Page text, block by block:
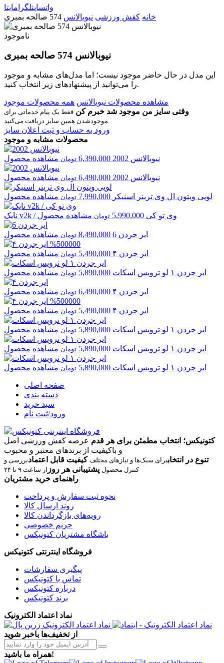
واتساپتلگرامایتا
خانه کفش ورزشی نیوبالانس 574 صالحه بمبری
ناموجود
نیوبالانس 574 صالحه بمبری
این مدل در حال حاضر موجود نیست؛ اما مدل‌های مشابه و موجود
را می‌توانید از پیشنهادهای زیر انتخاب کنید.
مشاهده محصولات نیوبالانس همه محصولات موجود
وقتی سایز من موجود شد خبرم کن فقط یک پیام خدماتی برای
موجودشدن همین سایز دریافت می‌کنید.
ورود به حساب و ثبت اعلان سایز
محصولات مشابه و موجود
نیوبالانس 2002
6,390,000 تومان مشاهده محصول
نیوبالانس 2002
6,490,000 تومان مشاهده محصول
لویی ویتون ال وی ترینر اسنیکر 7,990,000 تومان مشاهده محصول
نایک v2k / وی تو کی 5,990,000 تومان مشاهده محصول
ایر جردن 6
8,490,000 تومان مشاهده محصول
%500000
ایر جردن ۴ 5,490,000 تومان مشاهده محصول
ایر جردن ۱ لو ترویس اسکات 5,890,000 تومان مشاهده محصول
ایر جردن ۴ 6,490,000 تومان مشاهده محصول
%500000
ایر جردن ۴ 5,490,000 تومان مشاهده محصول
ایر جردن ۱ لو ترویس اسکات 5,890,000 تومان مشاهده محصول
ایر جردن ۱ لو ترویس اسکات 5,890,000 تومان مشاهده محصول
ایر جردن ۱ لو ترویس اسکات 5,890,000 تومان مشاهده محصول
صفحه اصلی
دسته بندی
سبد خرید
ورود/ثبت نام
کتونیکس؛ انتخاب مطمئن برای هر قدم عرضه کفش ورزشی اصل
و باکیفیت از برندهای معتبر و محبوب
تنوع در انتخاببرای سبک‌ها و نیازهای مختلف کیفیت قابل اعتمادبررسی و
کنترل محصول پشتیبانی هر روز از ساعت ۹ تا ۲۴
راهنمای خرید مشتریان
نحوه ثبت سفارش و پرداخت
روند ارسال کالا
رویه‌های بازگرداندن کالا
حریم خصوصی
باشگاه مشتریان کتونیکس
فروشگاه اینترنتی کتونیکس
پیگیری سفارشات
تماس با کتونیکس
درباره کتونیکس
برند کتونیکس
نماد اعتماد الکترونیک
از تخفیف‌ها باخبر شوید
همراه ما باشید!